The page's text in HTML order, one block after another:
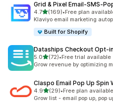
Grid & Pixel
4.7เต็ม 5 ดาว
(169)
ทั้งหมด 169 รีวิว
•Free plan
Klaviyo email marketing
Built for Shopify
Dataships Checkout Opt‑in
5.0เต็ม 5 ดาว
(72)
ทั้งหมด 72 รีวิว
•Free trial available
Grow revenue by optimizing
Claspo Email Pop Up Spin
4.9เต็ม 5 ดาว
(29)
ทั้งหมด 29 รีวิว
•Free plan available
Grow list - email pop up, pop